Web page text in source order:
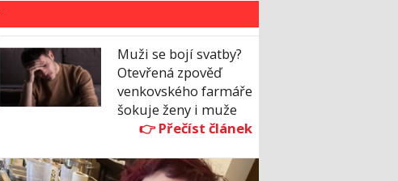
Muži se bojí svatby?
Otevřená zpověď
venkovského farmáře
šokuje ženy i muže